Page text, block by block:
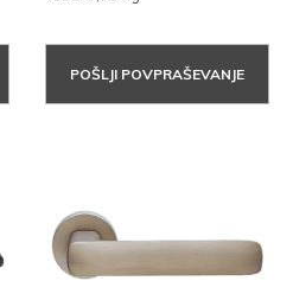
POŠLJI POVPRAŠEVANJE